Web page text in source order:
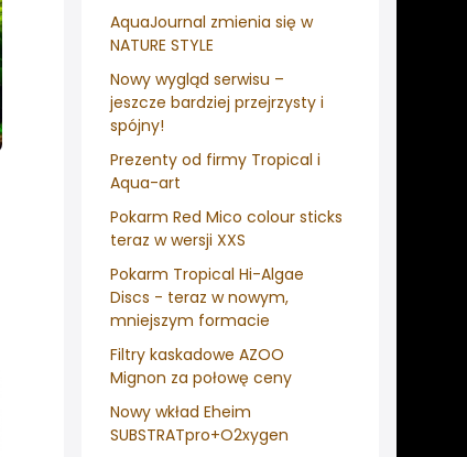
AquaJournal zmienia się w
NATURE STYLE
Nowy wygląd serwisu –
jeszcze bardziej przejrzysty i
spójny!
Prezenty od firmy Tropical i
Aqua-art
Pokarm Red Mico colour sticks
teraz w wersji XXS
Pokarm Tropical Hi-Algae
Discs - teraz w nowym,
mniejszym formacie
Filtry kaskadowe AZOO
Mignon za połowę ceny
Nowy wkład Eheim
SUBSTRATpro+O2xygen